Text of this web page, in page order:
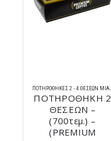
ΠΟΤΗΡΟΘΉΚΕΣ 2 - 4 ΘΈΣΕΩΝ ΜΊΑΣ ΧΡΉΣΗΣ
ΠΟΤΗΡΟΘΗΚΗ 2
ΘΕΣΕΩΝ –
(700τεμ.) –
(PREMIUM